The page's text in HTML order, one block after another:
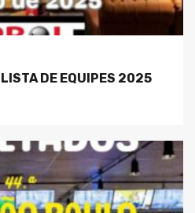
DE EQUIPES 2025